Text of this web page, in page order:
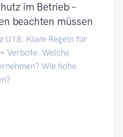
im Betrieb –
beachten müssen
U18: Klare Regeln für
Verbote. Welche
Wie hohe